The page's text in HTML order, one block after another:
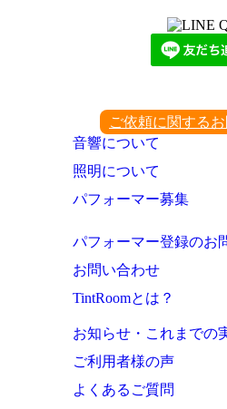
ご依頼に関する
音響について
照明について
パフォーマー募集
パフォーマー登録のお
お問い合わせ
TintRoomとは？
お知らせ・これまでの
ご利用者様の声
よくあるご質問